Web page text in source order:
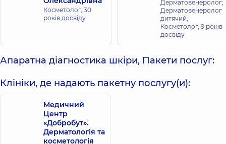
Косметолог, 30
років досвіду
Дерматовенеролог;
Дерматовенеролог
дитячий;
Косметолог, 9 років
досвіду
Апаратна діагностика шкіри, Пакети послуг:
Клініки, де надають пакетну послугу(и):
Медичний
Центр
«Добробут».
Дерматологія та
косметологія